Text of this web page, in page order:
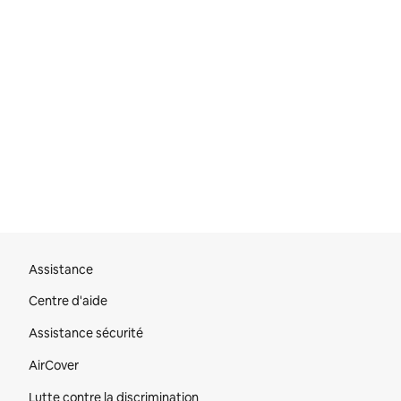
Assistance
Centre d'aide
Assistance sécurité
AirCover
Lutte contre la discrimination